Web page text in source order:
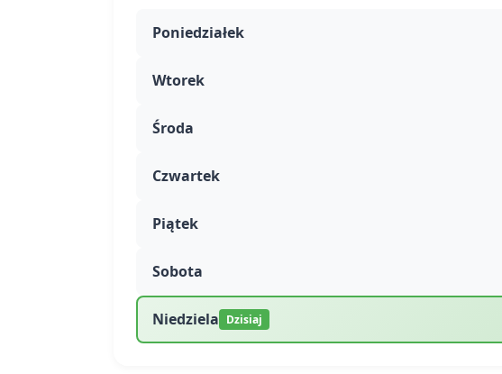
Poniedziałek
Wtorek
Środa
Czwartek
Piątek
Sobota
Niedziela Dzisiaj